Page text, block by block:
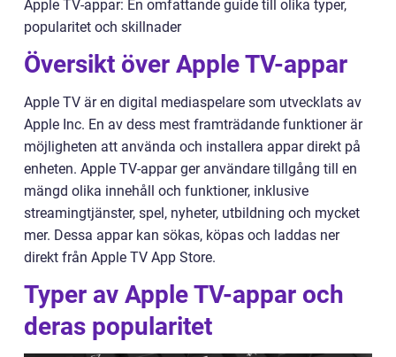
Apple TV-appar: En omfattande guide till olika typer,
popularitet och skillnader
Översikt över Apple TV-appar
Apple TV är en digital mediaspelare som utvecklats av
Apple Inc. En av dess mest framträdande funktioner är
möjligheten att använda och installera appar direkt på
enheten. Apple TV-appar ger användare tillgång till en
mängd olika innehåll och funktioner, inklusive
streamingtjänster, spel, nyheter, utbildning och mycket
mer. Dessa appar kan sökas, köpas och laddas ner
direkt från Apple TV App Store.
Typer av Apple TV-appar och
deras popularitet